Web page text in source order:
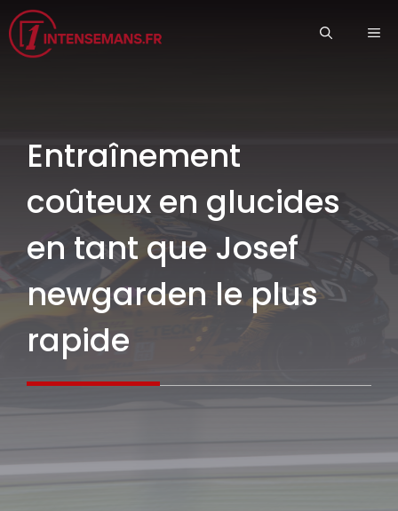
Aller
au
contenu
Entraînement
coûteux en glucides
en tant que Josef
newgarden le plus
rapide